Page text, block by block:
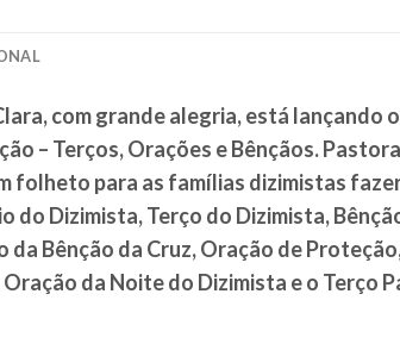
com grande alegria, está lançando
– Terços, Orações e Bênçãos.
folheto para as famílias dizimistas
do Dizimista, Terço do Dizimista,
Bênção da Cruz, Oração de
da Noite do Dizimista e o Terço